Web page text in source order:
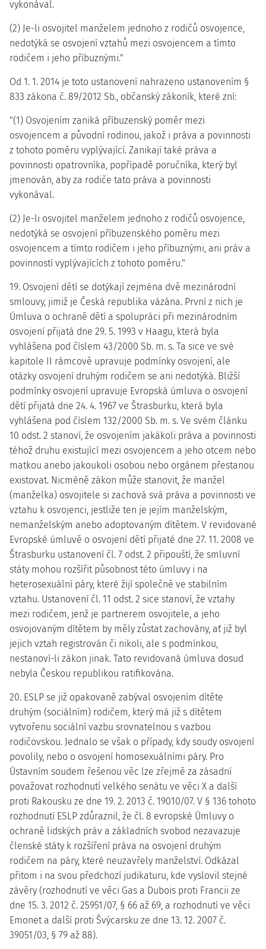
vykonával.
(2) Je-li osvojitel manželem jednoho z rodičů osvojence,
nedotýká se osvojení vztahů mezi osvojencem a tímto
rodičem i jeho příbuznými."
Od 1. 1. 2014 je toto ustanovení nahrazeno ustanovením §
833 zákona č. 89/2012 Sb., občanský zákoník, které zní:
"(1) Osvojením zaniká příbuzenský poměr mezi
osvojencem a původní rodinou, jakož i práva a povinnosti
z tohoto poměru vyplývající. Zanikají také práva a
povinnosti opatrovníka, popřípadě poručníka, který byl
jmenován, aby za rodiče tato práva a povinnosti
vykonával.
(2) Je-li osvojitel manželem jednoho z rodičů osvojence,
nedotýká se osvojení příbuzenského poměru mezi
osvojencem a tímto rodičem i jeho příbuznými, ani práv a
povinností vyplývajících z tohoto poměru."
19. Osvojení dětí se dotýkají zejména dvě mezinárodní
smlouvy, jimiž je Česká republika vázána. První z nich je
Úmluva o ochraně dětí a spolupráci při mezinárodním
osvojení přijatá dne 29. 5. 1993 v Haagu, která byla
vyhlášena pod číslem 43/2000 Sb. m. s. Ta sice ve své
kapitole II rámcově upravuje podmínky osvojení, ale
otázky osvojení druhým rodičem se ani nedotýká. Bližší
podmínky osvojení upravuje Evropská úmluva o osvojení
dětí přijatá dne 24. 4. 1967 ve Štrasburku, která byla
vyhlášena pod číslem 132/2000 Sb. m. s. Ve svém článku
10 odst. 2 stanoví, že osvojením jakákoli práva a povinnosti
téhož druhu existující mezi osvojencem a jeho otcem nebo
matkou anebo jakoukoli osobou nebo orgánem přestanou
existovat. Nicméně zákon může stanovit, že manžel
(manželka) osvojitele si zachová svá práva a povinnosti ve
vztahu k osvojenci, jestliže ten je jejím manželským,
nemanželským anebo adoptovaným dítětem. V revidované
Evropské úmluvě o osvojení dětí přijaté dne 27. 11. 2008 ve
Štrasburku ustanovení čl. 7 odst. 2 připouští, že smluvní
státy mohou rozšířit působnost této úmluvy i na
heterosexuální páry, které žijí společně ve stabilním
vztahu. Ustanovení čl. 11 odst. 2 sice stanoví, že vztahy
mezi rodičem, jenž je partnerem osvojitele, a jeho
osvojovaným dítětem by měly zůstat zachovány, ať již byl
jejich vztah registrován či nikoli, ale s podmínkou,
nestanoví-li zákon jinak. Tato revidovaná úmluva dosud
nebyla Českou republikou ratifikována.
20. ESLP se již opakovaně zabýval osvojením dítěte
druhým (sociálním) rodičem, který má již s dítětem
vytvořenu sociální vazbu srovnatelnou s vazbou
rodičovskou. Jednalo se však o případy, kdy soudy osvojení
povolily, nebo o osvojení homosexuálními páry. Pro
Ústavním soudem řešenou věc lze zřejmě za zásadní
považovat rozhodnutí velkého senátu ve věci X a další
proti Rakousku ze dne 19. 2. 2013 č. 19010/07. V § 136 tohoto
rozhodnutí ESLP zdůraznil, že čl. 8 evropské Úmluvy o
ochraně lidských práv a základních svobod nezavazuje
členské státy k rozšíření práva na osvojení druhým
rodičem na páry, které neuzavřely manželství. Odkázal
přitom i na svou předchozí judikaturu, kde vyslovil stejné
závěry (rozhodnutí ve věci Gas a Dubois proti Francii ze
dne 15. 3. 2012 č. 25951/07, § 66 až 69, a rozhodnutí ve věci
Emonet a další proti Švýcarsku ze dne 13. 12. 2007 č.
39051/03, § 79 až 88).